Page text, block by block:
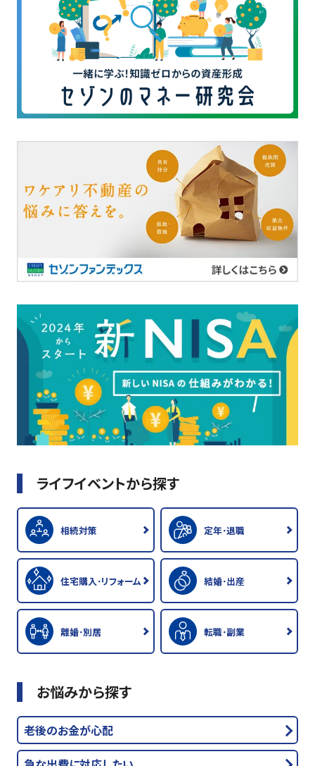
ライフイベントから探す
相続対策 定年･退職
住宅購入･リフォーム 結婚･出産
離婚･別居 転職･副業
お悩みから探す
老後のお金が心配